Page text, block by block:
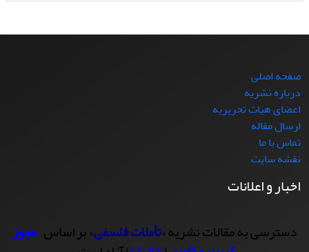
صفحه اصلی
درباره نشریه
اعضای هیات تحریریه
ارسال مقاله
تماس با ما
نقشه سایت
اخبار و اعلانات
دسترسی به مقالات نشریه «تأملات فلسفی» بر اساس مجوز